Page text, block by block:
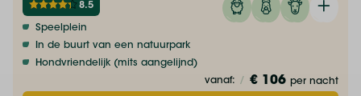
8.5
Speelplein
In de buurt van een natuurpark
Hondvriendelijk (mits aangelijnd)
vanaf: / € 106 per nacht